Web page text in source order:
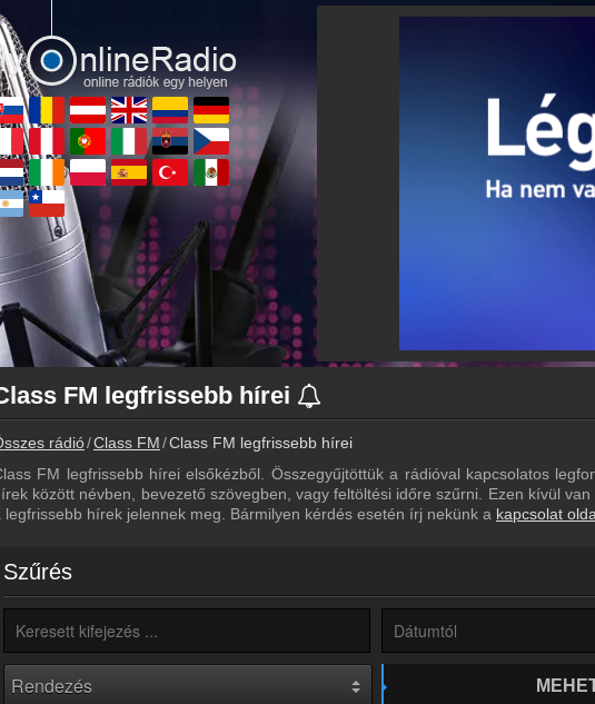
FM legfrissebb hírei
rádió Class FM Class FM legfrissebb hírei
FM legfrissebb hírei elsőkézből. Összegyűjtöttük a rádióval kapcsolatos
között névben, bevezető szövegben, vagy feltöltési időre szűrni. Ezen kívül
legfrissebb hírek jelennek meg. Bármilyen kérdés esetén írj nekünk a kapcsolat
Szűrés